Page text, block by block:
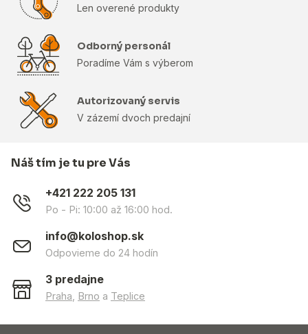
Len overené produkty
Odborný personál
Poradíme Vám s výberom
Autorizovaný servis
V zázemí dvoch predajní
Náš tím je tu pre Vás
+421 222 205 131
Po - Pi: 10:00 až 16:00 hod.
info@koloshop.sk
Odpovieme do 24 hodín
3 predajne
Praha Brno a Teplice